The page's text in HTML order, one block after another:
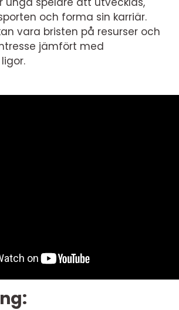
och forma sin karriär.
vara bristen på resurser och
jämfört med